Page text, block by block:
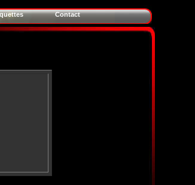
Contact